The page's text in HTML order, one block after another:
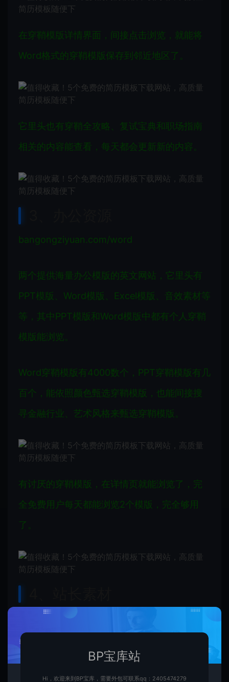
在穿鞘模版详情界面，间接点击浏览，就能将
Word格式的穿鞘模版保存到邻近地区了。
它里头也有穿鞘全攻略、复试宝典和职场指南
相关的内容能查看，每天都会更新新的内容。
bangongziyuan.com/word
两个提供海量办公模版的英文网站，它里头有
PPT模版、Word模版、Excel模版、音效素材等
等，其中PPT模版和Word模版中都有个人穿鞘
模版能浏览。
Word穿鞘模版有4000数个，PPT穿鞘模版有几
百个，能依照颜色甄选穿鞘模版，也能间接搜
寻金融行业、艺术风格来甄选穿鞘模版。
有讨厌的穿鞘模版，在详情页就能浏览了，完
全免费用户每天都能浏览2个模版，完全够用
了。
sc.chinaz.com/jianli/free.html
两个大型综合设计类素材英文网站，它提供的
素材有高清图片素材、PSD素材、PPT模版、网
BP宝库站
Hi，欢迎来到BP宝库，需要外包可联系qq：2405474279